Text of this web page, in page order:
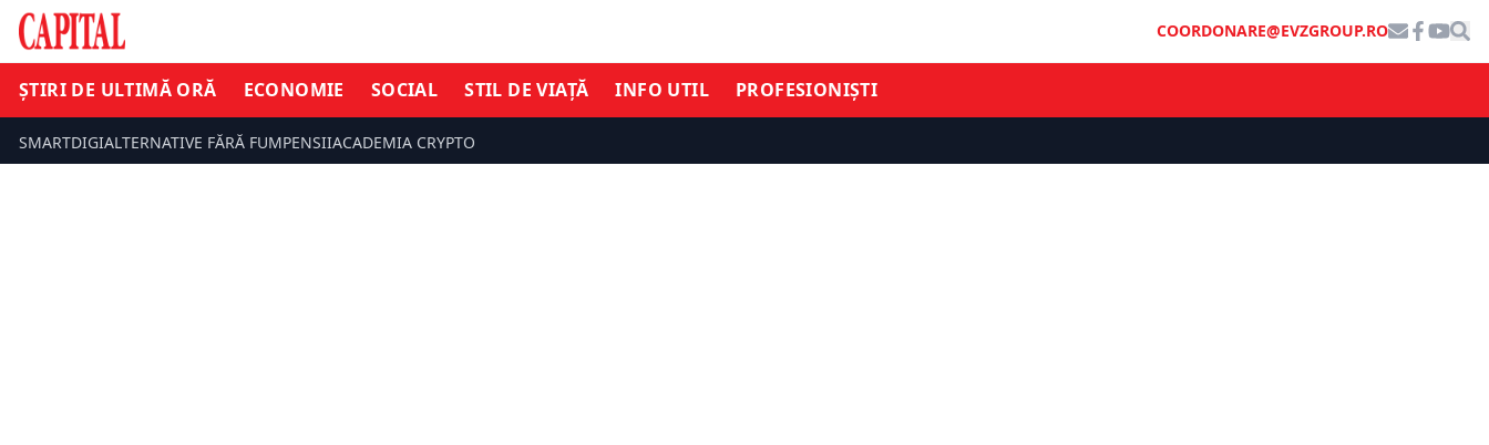
COORDONARE@EVZGROUP.RO
ȘTIRI DE ULTIMĂ ORĂ ECONOMIE SOCIAL STIL DE VIAȚĂ INFO UTIL PROFESIONIȘTI
SMARTDIGIALTERNATIVE FĂRĂ FUMPENSIIACADEMIA CRYPTO